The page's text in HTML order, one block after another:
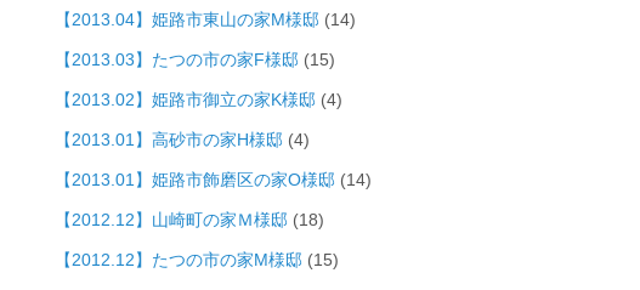
【2013.04】姫路市東山の家M様邸 (14)
【2013.03】たつの市の家F様邸 (15)
【2013.02】姫路市御立の家K様邸 (4)
【2013.01】高砂市の家H様邸 (4)
【2013.01】姫路市飾磨区の家O様邸 (14)
【2012.12】山崎町の家Ｍ様邸 (18)
【2012.12】たつの市の家M様邸 (15)